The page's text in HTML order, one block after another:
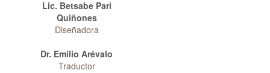
Lic. Betsabe Pari
Quiñones
Diseñadora
Dr. Emilio Arévalo
Traductor